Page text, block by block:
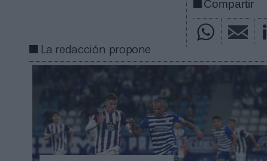
Compartir
La redacción propone